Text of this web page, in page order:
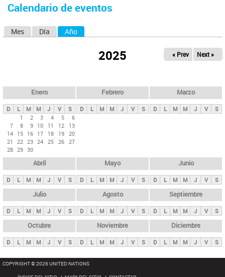
d
usted
Calendario de eventos
s
p
n
i
p
a
l
s
Mes Día Año
2025 « Prev Next »
Enero
D L M M J V
S
1
2 3 4 5
6
7
8 9 10 11 12
13
14 15 16 17 18 19 20
21
22 23 24 25 26 27
28 29 30
Febrero
D L M M J V S
Marzo
D L M M J V S
Abril
D L M M J V S
Mayo
D L M M J V S
Junio
D L M M J V S
Julio
D L M M J V S
Agosto
D L M M J V S
Septiembre
D L M M J V S
Octubre
D L M M J V S
Noviembre
D L M M J V S
Diciembre
D L M M J V S
COPYRIGHT © 2026 UNITED NATIONS